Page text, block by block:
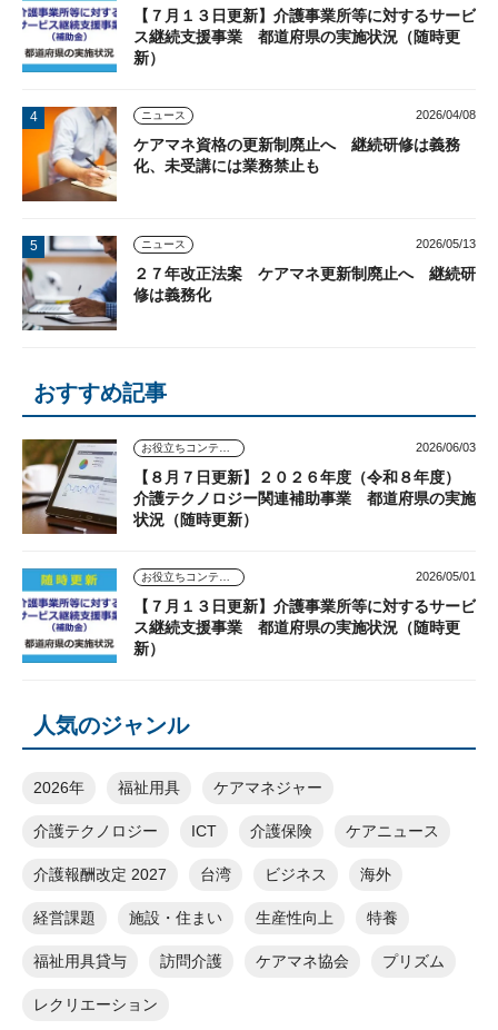
【７月１３日更新】介護事業所等に対するサービ
ス継続支援事業 都道府県の実施状況（随時更
新）
ニュース 2026/04/08
ケアマネ資格の更新制廃止へ 継続研修は義務
化、未受講には業務禁止も
ニュース 2026/05/13
２７年改正法案 ケアマネ更新制廃止へ 継続研
修は義務化
おすすめ記事
2026/06/03
【８月７日更新】２０２６年度（令和８年度）
介護テクノロジー関連補助事業 都道府県の実施
状況（随時更新）
2026/05/01
【７月１３日更新】介護事業所等に対するサービ
ス継続支援事業 都道府県の実施状況（随時更
新）
人気のジャンル
2026年 福祉用具 ケアマネジャー
介護テクノロジー ICT 介護保険 ケアニュース
介護報酬改定 2027 台湾 ビジネス 海外
経営課題 施設・住まい 生産性向上 特養
福祉用具貸与 訪問介護 ケアマネ協会 プリズム
レクリエーション